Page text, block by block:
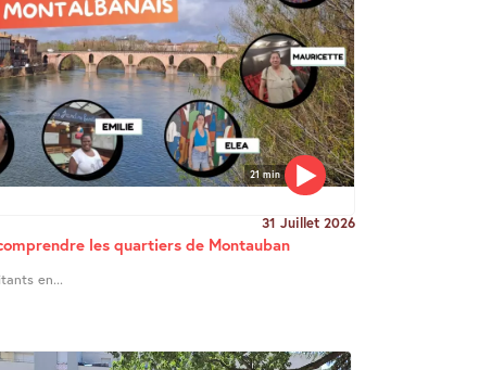
21 min
31 Juillet 2026
les quartiers de Montauban
en...